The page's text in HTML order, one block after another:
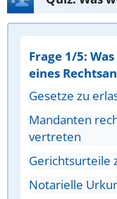
Frage 1/5:
eines
Gesetze zu
Mandanten
vertreten
Gerichtsurteile
Notarielle